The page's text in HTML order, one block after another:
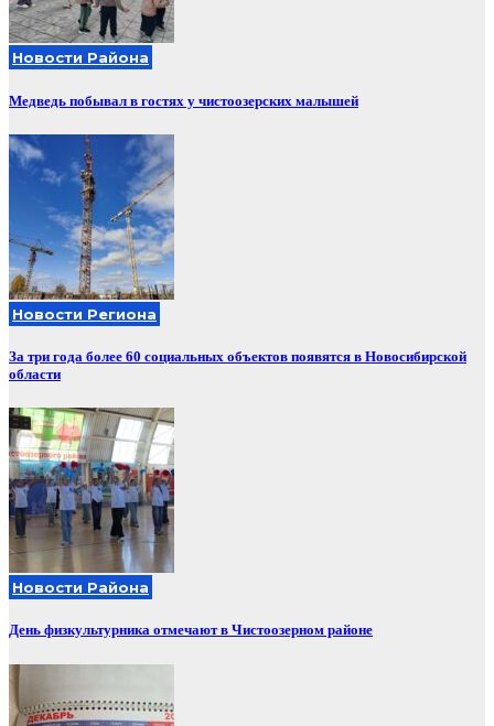
Новости Района
Медведь побывал в гостях у чистоозерских малышей
Новости Региона
За три года более 60 социальных объектов появятся в Новосибирской
области
Новости Района
День физкультурника отмечают в Чистоозерном районе